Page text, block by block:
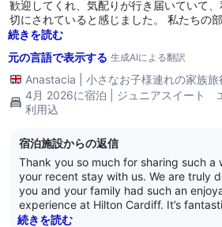
歓迎してくれ、気配りが行き届いていて
切にされていると感じました。 私たちの部屋は美しく手入れがされ
ており、清潔で広々としていて、とても快
た滞在のために必要なものがすべて揃っ
は素晴らしく、カーディフを探索し、近く
単でした。 特に際立っていたのは、卓越したサービスでした。出会
ったスタッフの皆さんはプロフェッショ
に笑顔で手助けをしてくれました。本当に
のにしてくれました。 全体として、私たちの経験は穏やかで楽し
ン・カーディフを強くお勧めしますし、
しみにしています。
続きを読む
元の言語で表示する 生成AIによる翻訳
Anastacia 小さなお子様連れの家族旅
4月 2026に宿泊 | ジュニアスイート
利用込
宿泊施設からの返信
Thank you so much for sharing such a
your recent stay with us. We are truly
you and your family had such an
experience at Hilton Cardiff. It’s fantastic to know that you
felt warmly welcomed from the
続きを読む